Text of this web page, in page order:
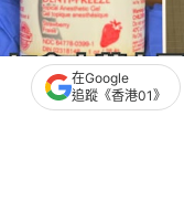
在Google
追蹤《香港01》